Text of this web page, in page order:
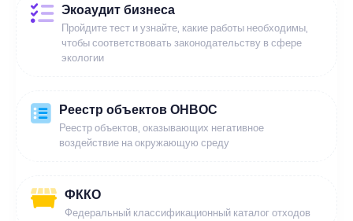
Экоаудит бизнеса
Пройдите тест и узнайте, какие работы необходимы,
чтобы соответствовать законодательству в сфере
экологии
Реестр объектов ОНВОС
Реестр объектов, оказывающих негативное
воздействие на окружающую среду
ФККО
Федеральный классификационный каталог отходов